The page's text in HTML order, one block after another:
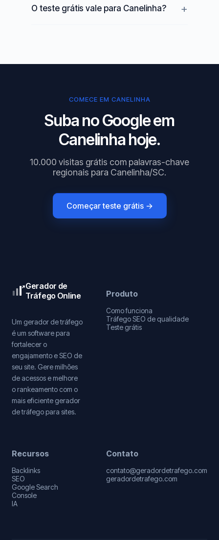
O teste grátis vale para Canelinha?
COMECE EM CANELINHA
Suba no Google em
Canelinha hoje.
10.000 visitas grátis com palavras-chave
regionais para Canelinha/SC.
Começar teste grátis →
Gerador de
Tráfego Online
Um gerador de tráfego
é um software para
fortalecer o
engajamento e SEO de
seu site. Gere milhões
de acessos e melhore
o rankeamento com o
mais eficiente gerador
de tráfego para sites.
Produto
Como funciona
Tráfego SEO de qualidade
Teste grátis
Recursos
Backlinks
SEO
Google Search
Console
IA
Contato
contato@geradordetrafego.com
geradordetrafego.com